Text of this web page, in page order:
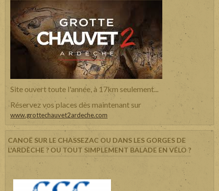
Site ouvert toute l'année, à 17km seulement...
Réservez vos places dès maintenant sur
www.grottechauvet2ardeche.com
CANOË SUR LE CHASSEZAC OU DANS LES GORGES DE
L'ARDÈCHE ? OU TOUT SIMPLEMENT BALADE EN VÉLO ?